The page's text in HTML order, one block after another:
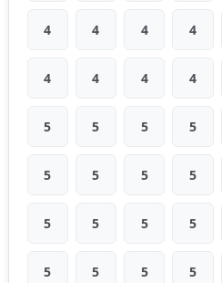
4 4 4 4
4 4 4 4
5 5 5 5
5 5 5 5
5 5 5 5
5 5 5 5